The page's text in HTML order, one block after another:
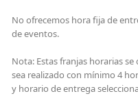
No ofrecemos hora fija de
de eventos.
Nota: Estas franjas horarias
sea realizado con mínimo 4
y horario de entrega